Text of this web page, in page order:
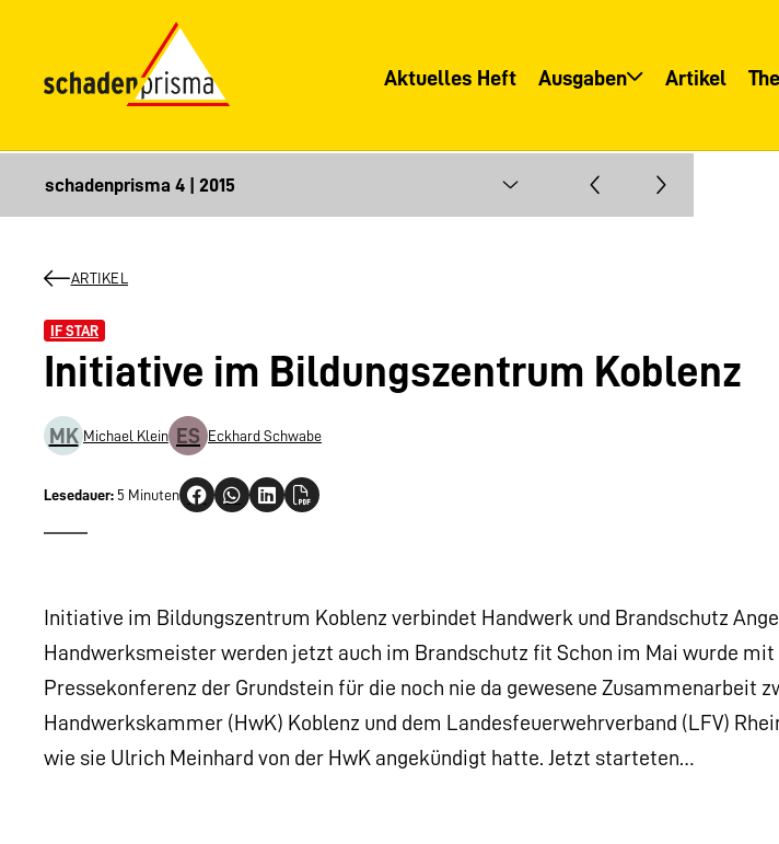
Aktuelles Heft Ausgaben
Informationsservice
Artikel
ARTIKEL
IF STAR
Initiative im Bildungszentrum Koblenz
MK Michael Klein ES Eckhard Schwabe
Lesedauer: 5 Minuten
Initiative im Bildungszentrum Koblenz verbindet Handwerk und Brandschutz
Handwerksmeister werden jetzt auch im Brandschutz fit Schon im Mai wurde
Pressekonferenz der Grundstein für die noch nie da gewesene Zusammenarbeit
Handwerkskammer (HwK) Koblenz und dem Landesfeuerwehrverband (LFV)
wie sie Ulrich Meinhard von der HwK angekündigt hatte. Jetzt starteten…